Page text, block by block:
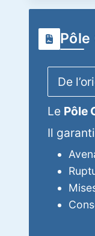
De
Le Pôle
Il